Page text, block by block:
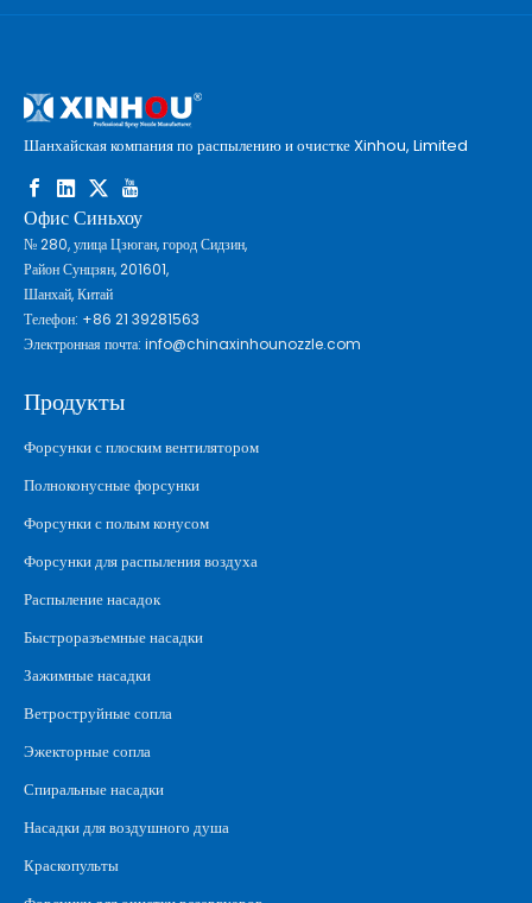
Шанхайская компания по распылению и очистке Xinhou, Limited
Офис Синьхоу
№ 280, улица Цзюган, город Сидзин,
Район Сунцзян, 201601,
Шанхай, Китай
Телефон: +86 21 39281563
Электронная почта: info@chinaxinhounozzle.com
Продукты
Форсунки с плоским вентилятором
Полноконусные форсунки
Форсунки с полым конусом
Форсунки для распыления воздуха
Распыление насадок
Быстроразъемные насадки
Зажимные насадки
Ветроструйные сопла
Эжекторные сопла
Спиральные насадки
Насадки для воздушного душа
Краскопульты